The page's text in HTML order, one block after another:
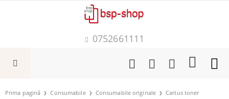
0752661111
Prima pagină Consumabile Consumabile originale Cartus toner